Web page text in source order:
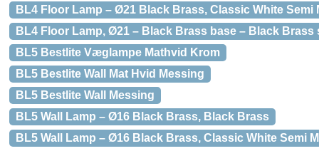
BL4 Floor Lamp – Ø21 Black Brass, Classic White Semi
BL4 Floor Lamp, Ø21 – Black Brass base – Black Brass
BL5 Bestlite Væglampe Mathvid Krom
BL5 Bestlite Wall Mat Hvid Messing
BL5 Bestlite Wall Messing
BL5 Wall Lamp – Ø16 Black Brass, Black Brass
BL5 Wall Lamp – Ø16 Black Brass, Classic White Semi